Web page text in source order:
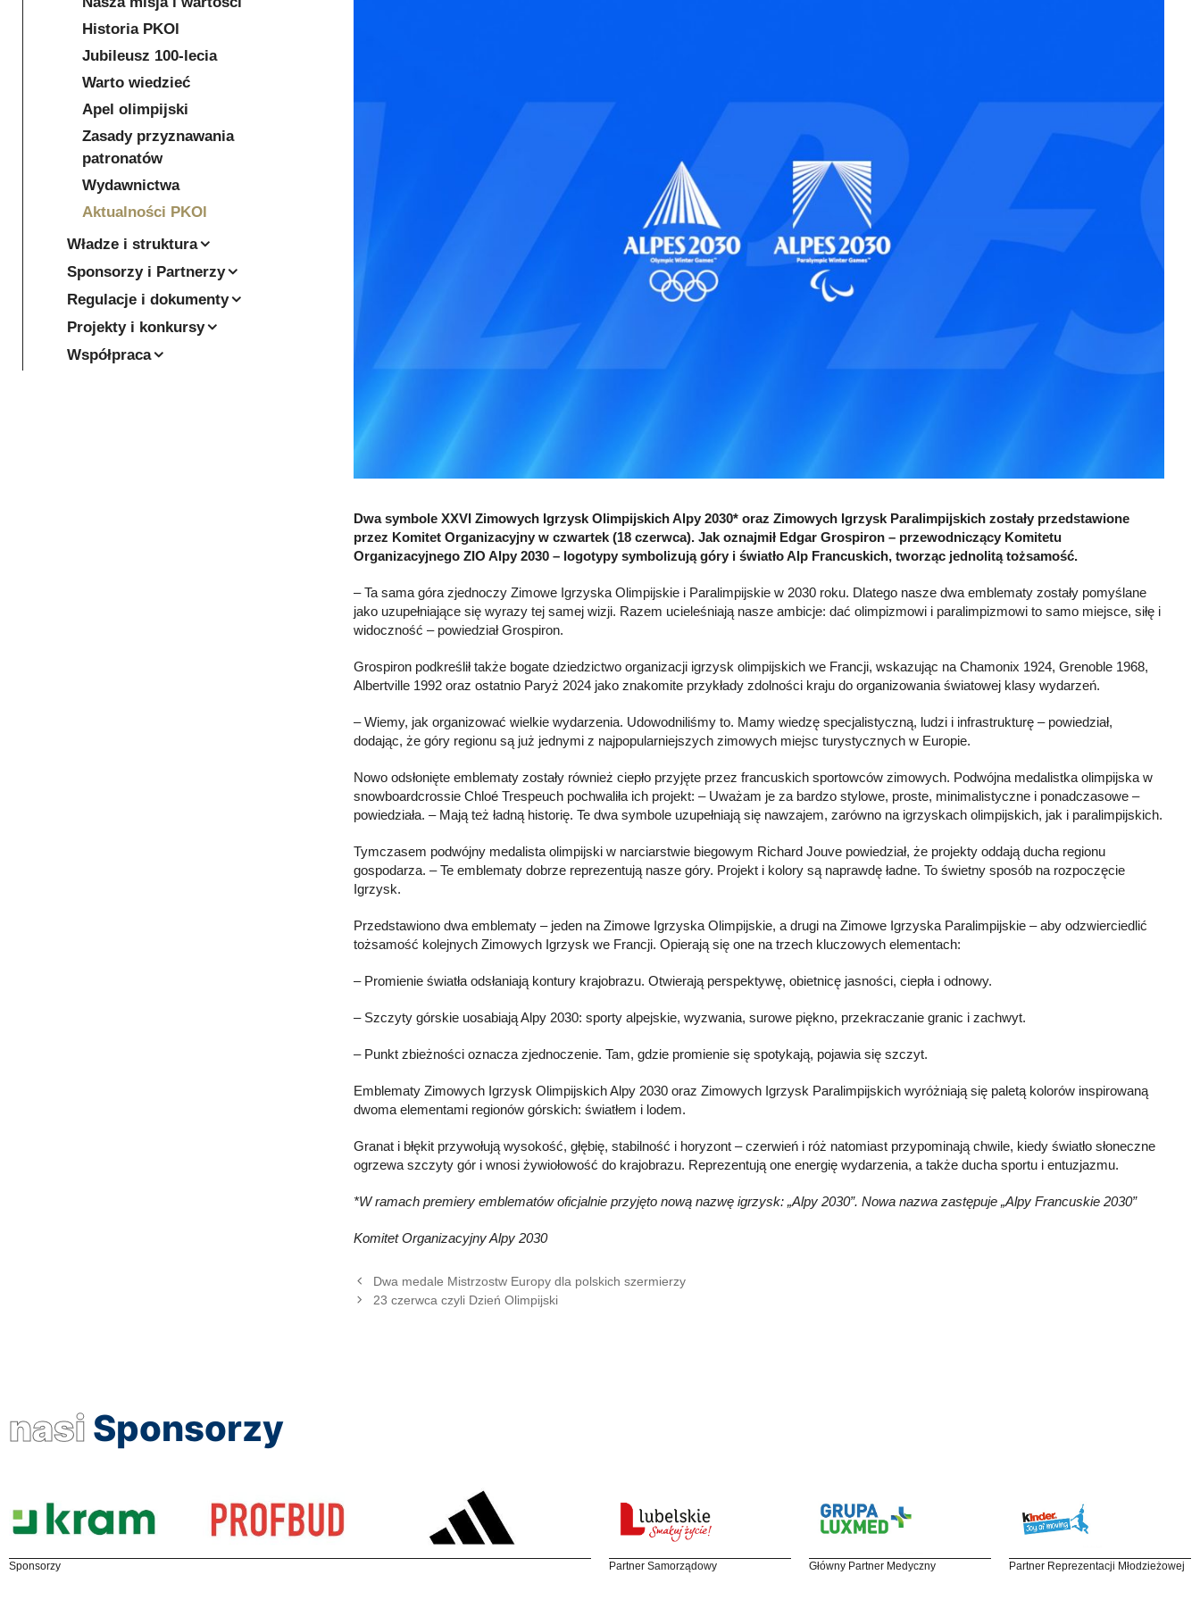
Dwa symbole XXVI Zimowych Igrzysk Olimpijskich Alpy 2030* oraz Zimowych Igrzysk Paralimpijskich zostały przedstawione
przez Komitet Organizacyjny w czwartek (18 czerwca). Jak oznajmił Edgar Grospiron – przewodniczący Komitetu
Organizacyjnego ZIO Alpy 2030 – logotypy symbolizują góry i światło Alp Francuskich, tworząc jednolitą tożsamość.
– Ta sama góra zjednoczy Zimowe Igrzyska Olimpijskie i Paralimpijskie w 2030 roku. Dlatego nasze dwa emblematy zostały pomyślane
jako uzupełniające się wyrazy tej samej wizji. Razem ucieleśniają nasze ambicje: dać olimpizmowi i paralimpizmowi to samo miejsce, siłę i
widoczność – powiedział Grospiron.
Grospiron podkreślił także bogate dziedzictwo organizacji igrzysk olimpijskich we Francji, wskazując na Chamonix 1924, Grenoble 1968,
Albertville 1992 oraz ostatnio Paryż 2024 jako znakomite przykłady zdolności kraju do organizowania światowej klasy wydarzeń.
– Wiemy, jak organizować wielkie wydarzenia. Udowodniliśmy to. Mamy wiedzę specjalistyczną, ludzi i infrastrukturę – powiedział,
dodając, że góry regionu są już jednymi z najpopularniejszych zimowych miejsc turystycznych w Europie.
Nowo odsłonięte emblematy zostały również ciepło przyjęte przez francuskich sportowców zimowych. Podwójna medalistka olimpijska w
snowboardcrossie Chloé Trespeuch pochwaliła ich projekt: – Uważam je za bardzo stylowe, proste, minimalistyczne i ponadczasowe –
powiedziała. – Mają też ładną historię. Te dwa symbole uzupełniają się nawzajem, zarówno na igrzyskach olimpijskich, jak i paralimpijskich.
Tymczasem podwójny medalista olimpijski w narciarstwie biegowym Richard Jouve powiedział, że projekty oddają ducha regionu
gospodarza. – Te emblematy dobrze reprezentują nasze góry. Projekt i kolory są naprawdę ładne. To świetny sposób na rozpoczęcie
Igrzysk.
Przedstawiono dwa emblematy – jeden na Zimowe Igrzyska Olimpijskie, a drugi na Zimowe Igrzyska Paralimpijskie – aby odzwierciedlić
tożsamość kolejnych Zimowych Igrzysk we Francji. Opierają się one na trzech kluczowych elementach:
– Promienie światła odsłaniają kontury krajobrazu. Otwierają perspektywę, obietnicę jasności, ciepła i odnowy.
– Szczyty górskie uosabiają Alpy 2030: sporty alpejskie, wyzwania, surowe piękno, przekraczanie granic i zachwyt.
– Punkt zbieżności oznacza zjednoczenie. Tam, gdzie promienie się spotykają, pojawia się szczyt.
Emblematy Zimowych Igrzysk Olimpijskich Alpy 2030 oraz Zimowych Igrzysk Paralimpijskich wyróżniają się paletą kolorów inspirowaną
dwoma elementami regionów górskich: światłem i lodem.
Granat i błękit przywołują wysokość, głębię, stabilność i horyzont – czerwień i róż natomiast przypominają chwile, kiedy światło słoneczne
ogrzewa szczyty gór i wnosi żywiołowość do krajobrazu. Reprezentują one energię wydarzenia, a także ducha sportu i entuzjazmu.
*W ramach premiery emblematów oficjalnie przyjęto nową nazwę igrzysk: „Alpy 2030”. Nowa nazwa zastępuje „Alpy Francuskie 2030”
Komitet Organizacyjny Alpy 2030
Dwa medale Mistrzostw Europy dla polskich szermierzy
23 czerwca czyli Dzień Olimpijski
Historia PKOl
Jubileusz 100-lecia
Warto wiedzieć
Apel olimpijski
Zasady przyznawania
patronatów
Wydawnictwa
Aktualności PKOl
Władze i struktura
Sponsorzy i Partnerzy
Regulacje i dokumenty
Projekty i konkursy
Współpraca
nasi Sponsorzy
Sponsorzy Partner Samorządowy Główny Partner Medyczny Partner Reprezentacji Młodzieżowej